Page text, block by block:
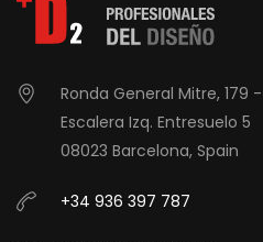
Ronda General Mitre, 179 -
Escalera Izq. Entresuelo 5
08023 Barcelona, Spain
+34 936 397 787